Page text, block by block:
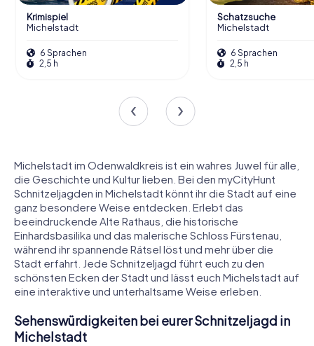
Krimispiel
Michelstadt
6 Sprachen
2,5 h
Schatzsuche
Michelstadt
6 Sprachen
2,5 h
Michelstadt im Odenwaldkreis ist ein wahres Juwel für alle,
die Geschichte und Kultur lieben. Bei den myCityHunt
Schnitzeljagden in Michelstadt könnt ihr die Stadt auf eine
ganz besondere Weise entdecken. Erlebt das
beeindruckende Alte Rathaus, die historische
Einhardsbasilika und das malerische Schloss Fürstenau,
während ihr spannende Rätsel löst und mehr über die
Stadt erfahrt. Jede Schnitzeljagd führt euch zu den
schönsten Ecken der Stadt und lässt euch Michelstadt auf
eine interaktive und unterhaltsame Weise erleben.
Sehenswürdigkeiten bei eurer Schnitzeljagd in
Michelstadt